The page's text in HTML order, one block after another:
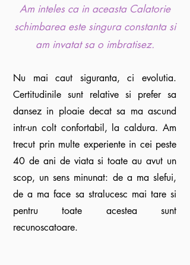
Am inteles ca in aceasta Calatorie
schimbarea este singura constanta si
am invatat sa o imbratisez.
Nu mai caut siguranta, ci evolutia.
Certitudinile sunt relative si prefer sa
dansez in ploaie decat sa ma ascund
intr-un colt confortabil, la caldura. Am
trecut prin multe experiente in cei peste
40 de ani de viata si toate au avut un
scop, un sens minunat: de a ma slefui,
de a ma face sa stralucesc mai tare si
pentru toate acestea sunt
recunoscatoare.